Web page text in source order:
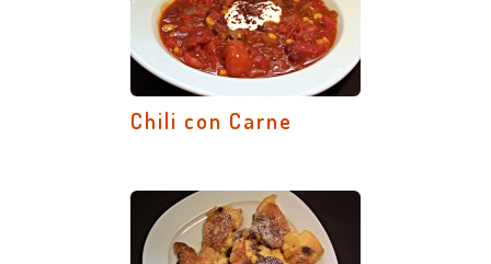
Chili con Carne